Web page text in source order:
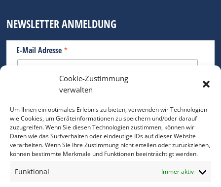
Cookie-Zustimmung
verwalten
Um Ihnen ein optimales Erlebnis zu bieten, verwenden wir Technologien
wie Cookies, um Geräteinformationen zu speichern und/oder darauf
zuzugreifen. Wenn Sie diesen Technologien zustimmen, können wir
Daten wie das Surfverhalten oder eindeutige IDs auf dieser Website
verarbeiten. Wenn Sie Ihre Zustimmung nicht erteilen oder zurückziehen,
können bestimmte Merkmale und Funktionen beeinträchtigt werden.
Funktional Immer aktiv
NEWSLETTER ANMELDUNG
E-Mail Adresse *
Bitte geben Sie Ihre E-Mail Adresse ein.
*